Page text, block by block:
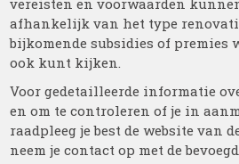
vereisten en voorwaarden
afhankelijk van het type
bijkomende subsidies of premies
ook kunt kijken.
Voor gedetailleerde informatie
en om te controleren of je in
raadpleeg je best de website van
neem je contact op met de